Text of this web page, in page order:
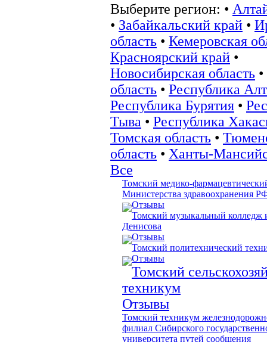
Выберите регион: •
• Забайкальский край •
область • Кемеровская
Красноярский край •
Новосибирская область •
область • Республика
Республика Бурятия •
Тыва • Республика
Томская область •
область • Ханты-
Все
Томский медико-
Министерства здравоохранения
Отзывы
Томский музыкальный
Денисова
Отзывы
Томский политехнический
Отзывы
Томский
техникум
Отзывы
Томский техникум
филиал Сибирского
университета путей сообщения